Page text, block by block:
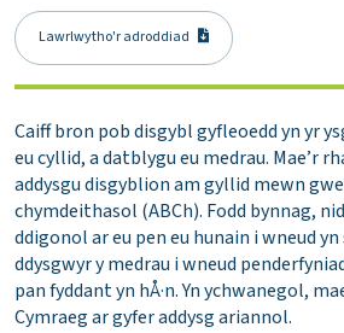
Lawrlwytho'r adroddiad
Caiff bron pob disgybl gyfleoedd yn yr
eu cyllid, a datblygu eu medrau. Mae’r
addysgu disgyblion am gyllid mewn
chymdeithasol (ABCh). Fodd bynnag,
ddigonol ar eu pen eu hunain i wneud
ddysgwyr y medrau i wneud
pan fyddant yn hÅ·n. Yn ychwanegol,
Cymraeg ar gyfer addysg ariannol.